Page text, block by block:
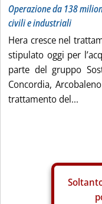
Operazione da 138
civili e industriali
Hera cresce nel
stipulato oggi per
parte del gruppo
Concordia,
trattamento del...